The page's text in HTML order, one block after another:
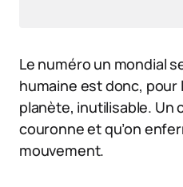
Le numéro un mondial
humaine est donc, pour
planète, inutilisable. Un
couronne et qu’on
mouvement.